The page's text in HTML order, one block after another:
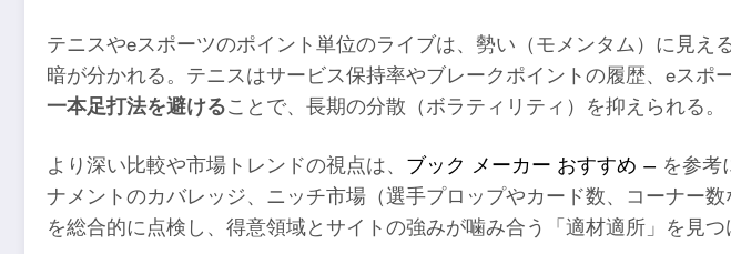
テニスやeスポーツのポイント単位のライブは、勢い（モメンタム）に見
暗が分かれる。テニスはサービス保持率やブレークポイントの履歴、eス
一本足打法を避けることで、長期の分散（ボラティリティ）を抑えられる。
より深い比較や市場トレンドの視点は、 ブック メーカー おすすめ – を参考
ナメントのカバレッジ、ニッチ市場（選手プロップやカード数、コーナー数
を総合的に点検し、得意領域とサイトの強みが噛み合う「適材適所」を見つ